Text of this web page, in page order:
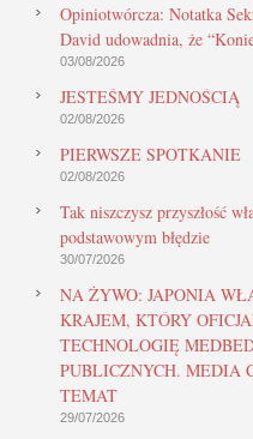
Opiniotwórcza: Notatka
David udowadnia, że
03/08/2026
JESTEŚMY JEDNOŚCIĄ
02/08/2026
PIERWSZE SPOTKANIE
02/08/2026
Tak niszczysz przyszłość
podstawowym błędzie
30/07/2026
NA ŻYWO: JAPONIA
KRAJEM, KTÓRY
TECHNOLOGIĘ
PUBLICZNYCH. MEDIA
TEMAT
29/07/2026